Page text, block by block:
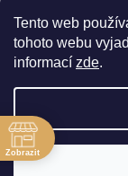
Tento web
tohoto webu
informací zde.
Nejčastější
Copyright
Zobrazit